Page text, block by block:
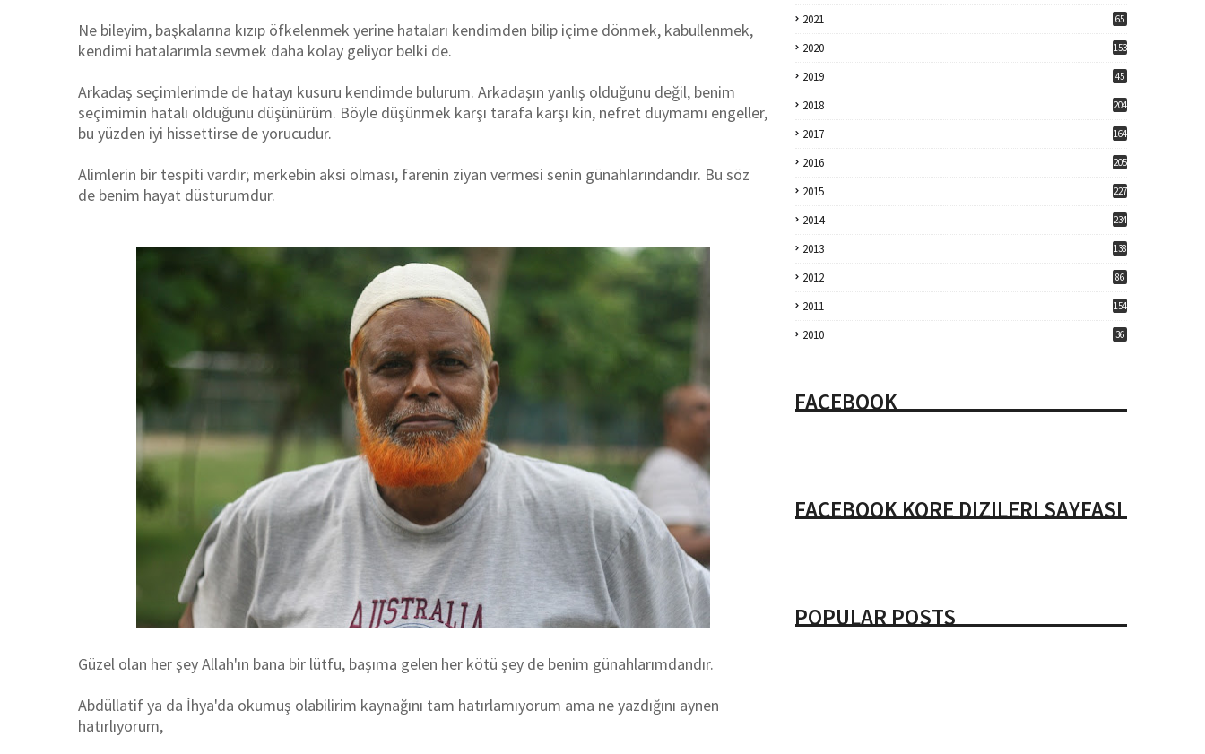
Ne bileyim, başkalarına kızıp öfkelenmek yerine hataları kendimden bilip içime dönmek, kabullenmek,
kendimi hatalarımla sevmek daha kolay geliyor belki de.
Arkadaş seçimlerimde de hatayı kusuru kendimde bulurum. Arkadaşın yanlış olduğunu değil, benim
seçimimin hatalı olduğunu düşünürüm. Böyle düşünmek karşı tarafa karşı kin, nefret duymamı engeller,
bu yüzden iyi hissettirse de yorucudur.
Alimlerin bir tespiti vardır; merkebin aksi olması, farenin ziyan vermesi senin günahlarındandır. Bu söz
de benim hayat düsturumdur.
Güzel olan her şey Allah'ın bana bir lütfu, başıma gelen her kötü şey de benim günahlarımdandır.
Abdüllatif ya da İhya'da okumuş olabilirim kaynağını tam hatırlamıyorum ama ne yazdığını aynen
hatırlıyorum,
2021 65
2020 153
2019 45
2018 204
2017 164
2016 205
2015 227
2014 234
2013 138
2012 86
2011 154
2010 36
FACEBOOK
FACEBOOK KORE DIZILERI SAYFASI
POPULAR POSTS